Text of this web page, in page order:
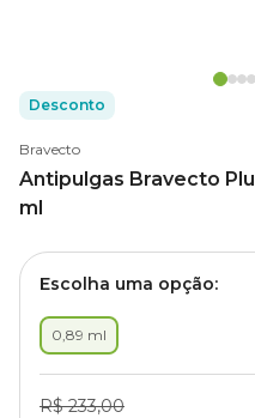
Desconto
Bravecto
Antipulgas Bravecto
ml
Escolha uma opção:
0,89 ml
R$ 233,00